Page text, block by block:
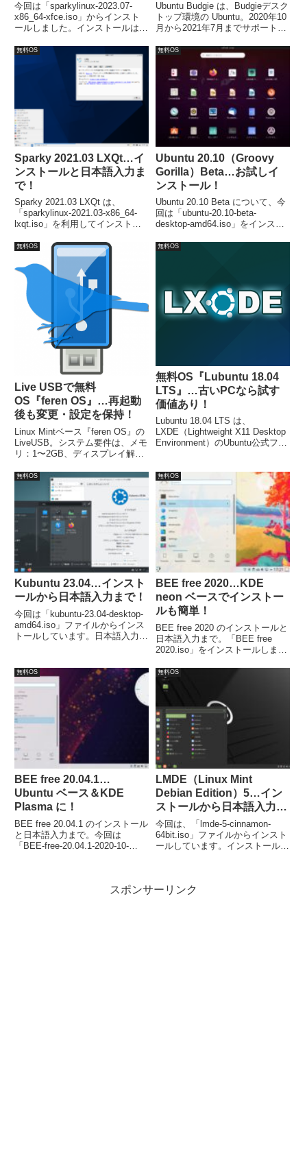
今回は「sparkylinux-2023.07-
x86_64-xfce.iso」からインスト
ールしました。インストールは特
は、別途「Fcitx」などのインス
トールが必要でした。
Ubuntu Budgie は、Budgieデスク
トップ環境の Ubuntu。2020年10
月から2021年7月までサポートさ
20.10-desktop-amd64.iso」をイ
ンストールしています。
無料OS
Sparky 2021.03 LXQt…イ
ンストールと日本語入力ま
で！
Sparky 2021.03 LXQt は、
「sparkylinux-2021.03-x86_64-
lxqt.iso」を利用してインストー
簡単にインストールが完了し、再
起動後に立ち上がったウインドウ
からアップグレード等を行ないま
す。
無料OS
Ubuntu 20.10（Groovy
Gorilla）Beta…お試しイ
ンストール！
Ubuntu 20.10 Beta について、今
回は「ubuntu-20.10-beta-
desktop-amd64.iso」をインスト
はリリースページより、また公式
無料OS
Live USBで無料
OS『feren OS』…再起動
後も変更・設定を保持！
Linux Mintベース『feren OS』の
LiveUSB。システム要件は、メモ
リ：1〜2GB、ディスプレイ解像
す。設定保存できるLive USBに
するには、UNetbootinで作成し、
多少大きめのUSBメモリが必要
です。
無料OS
無料OS『Lubuntu 18.04
LTS』…古いPCなら試す
価値あり！
Lubuntu 18.04 LTS は、
LXDE（Lightweight X11 Desktop
Environment）のUbuntu公式フレ
は2021年4月まで。システム要件
は次のとおり…
無料OS
Kubuntu 23.04…インスト
ールから日本語入力まで！
今回は「kubuntu-23.04-desktop-
amd64.iso」ファイルからインス
トールしています。日本語入力に
無料OS
BEE free 2020…KDE
neon ベースでインストー
ルも簡単！
BEE free 2020 のインストールと
日本語入力まで。「BEE free
2020.iso」をインストールしまし
ところもなく、流れ通りで簡単に
完了すると思います。日本語入力
は、インストール後の再起動が済
めば出来るようになっています。
無料OS
BEE free 20.04.1…
Ubuntu ベース＆KDE
Plasma に！
BEE free 20.04.1 のインストール
と日本語入力まで。今回は
「BEE-free-20.04.1-2020-10-
無料OS
LMDE（Linux Mint
Debian Edition）5…イン
ストールから日本語入力ま
で！
今回は、「lmde-5-cinnamon-
64bit.iso」ファイルからインスト
ールしています。インストールは
ストールが必要でした。
スポンサーリンク